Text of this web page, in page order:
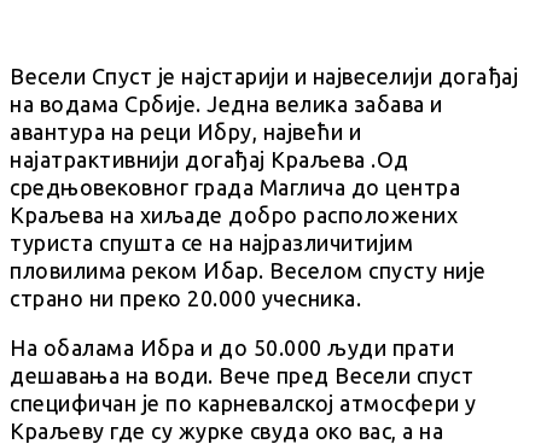
Весели Спуст је најстарији и највеселији догађај
на водама Србије. Једна велика забава и
авантура на реци Ибру, највећи и
најатрактивнији догађај Краљева .Од
средњовековног града Маглича до центра
Краљева на хиљаде добро расположених
туриста спушта се на најразличитијим
пловилима реком Ибар. Веселом спусту није
страно ни преко 20.000 учесника.
На обалама Ибра и до 50.000 људи прати
дешавања на води. Вече пред Весели спуст
специфичан је по карневалској атмосфери у
Краљеву где су журке свуда око вас, а на